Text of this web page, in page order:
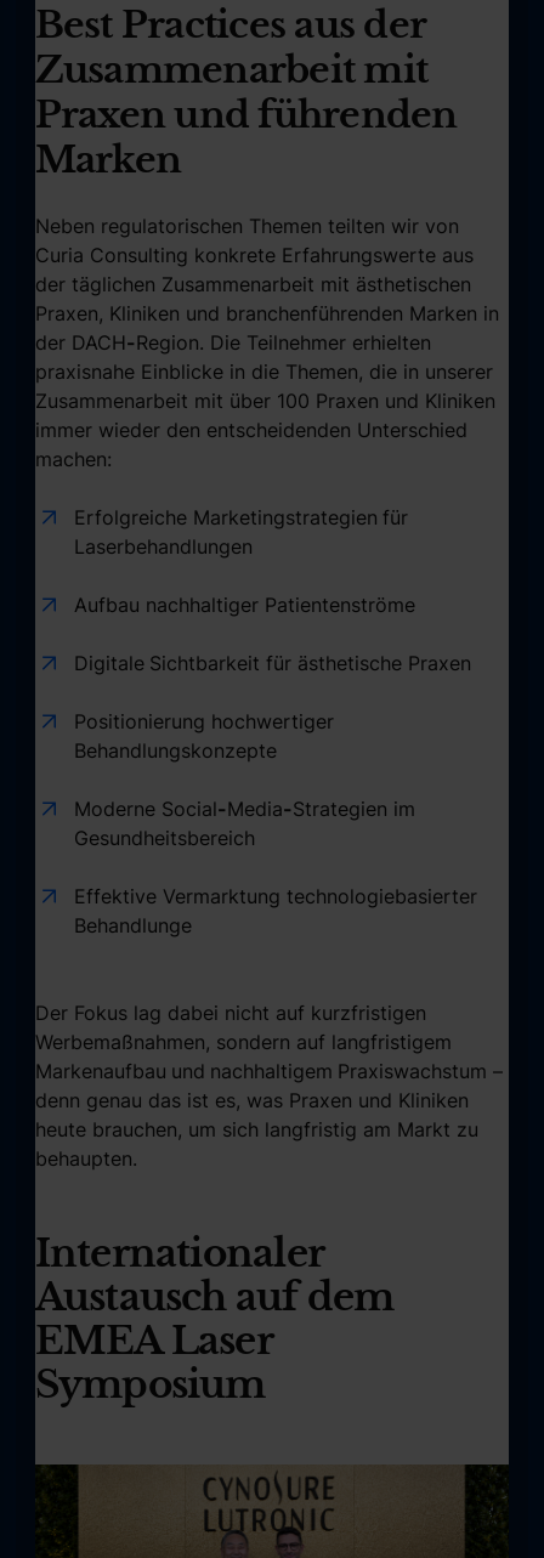
Best Practices aus der
Zusammenarbeit mit
Praxen und führenden
Marken
Neben regulatorischen Themen teilten wir von
Curia Consulting konkrete Erfahrungswerte aus
der täglichen Zusammenarbeit mit ästhetischen
Praxen, Kliniken und branchenführenden Marken in
der DACH-Region. Die Teilnehmer erhielten
praxisnahe Einblicke in die Themen, die in unserer
Zusammenarbeit mit über 100 Praxen und Kliniken
immer wieder den entscheidenden Unterschied
machen:
Erfolgreiche Marketingstrategien für
Laserbehandlungen
Aufbau nachhaltiger Patientenströme
Digitale Sichtbarkeit für ästhetische Praxen
Positionierung hochwertiger
Behandlungskonzepte
Moderne Social-Media-Strategien im
Gesundheitsbereich
Effektive Vermarktung technologiebasierter
Behandlunge
Der Fokus lag dabei nicht auf kurzfristigen
Werbemaßnahmen, sondern auf langfristigem
Markenaufbau und nachhaltigem Praxiswachstum –
denn genau das ist es, was Praxen und Kliniken
heute brauchen, um sich langfristig am Markt zu
behaupten.
Internationaler
Austausch auf dem
EMEA Laser
Symposium